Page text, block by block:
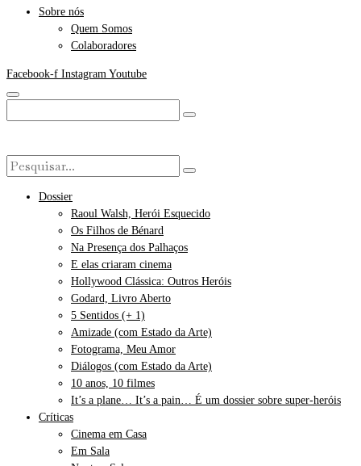
Sobre nós
Quem Somos
Colaboradores
Facebook-f Instagram Youtube
Dossier
Raoul Walsh, Herói Esquecido
Os Filhos de Bénard
Na Presença dos Palhaços
E elas criaram cinema
Hollywood Clássica: Outros Heróis
Godard, Livro Aberto
5 Sentidos (+ 1)
Amizade (com Estado da Arte)
Fotograma, Meu Amor
Diálogos (com Estado da Arte)
10 anos, 10 filmes
It’s a plane… It’s a pain… É um dossier sobre super-heróis
Críticas
Cinema em Casa
Em Sala